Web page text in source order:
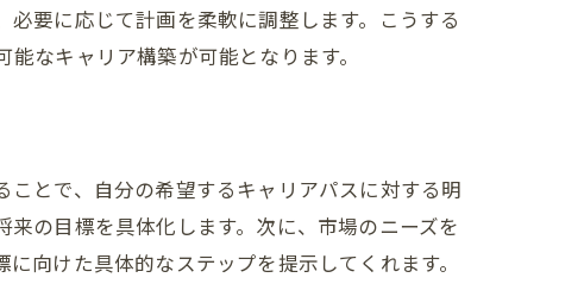
要に応じて計画を柔軟に調整します。こうする
なキャリア構築が可能となります。
とで、自分の希望するキャリアパスに対する明
の目標を具体化します。次に、市場のニーズを
向けた具体的なステップを提示してくれます。